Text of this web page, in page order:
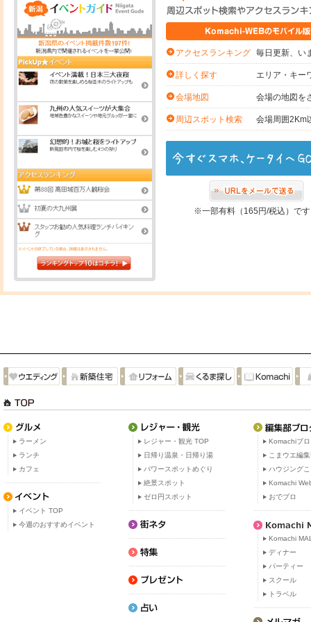
アクセスランキング 毎日更新、い
詳しく探す エリア・キー
会場地図 会場の地図を
周辺スポット検索 会場周囲2Km
※一部有料（165円/税込）で
ラーメン
ランチ
カフェ
イベント TOP
今週のおすすめイベント
レジャー・観光 TOP
日帰り温泉・日帰り湯
パワースポットめぐり
絶景スポット
ゼロ円スポット
Komachiブ
こまウエ編
ハウジング
Komachi
おでブロ
Komachi
ディナー
パーティー
スクール
トラベル